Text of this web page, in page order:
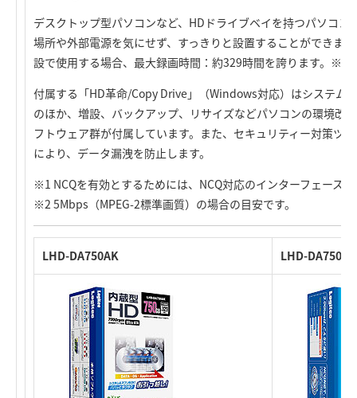
デスクトップ型パソコンなど、HDドライブベイを持つパソコン
場所や外部電源を気にせず、すっきりと設置することができま
設で使用する場合、最大録画時間：約329時間を誇ります。※2
付属する「HD革命/Copy Drive」（Windows対応）はシステム
のほか、増設、バックアップ、リサイズなどパソコンの環境改
フトウェア群が付属しています。また、セキュリティー対策ツ
により、データ漏洩を防止します。
※1 NCQを有効とするためには、NCQ対応のインターフェース
※2 5Mbps（MPEG-2標準画質）の場合の目安です。
LHD-DA750AK LHD-